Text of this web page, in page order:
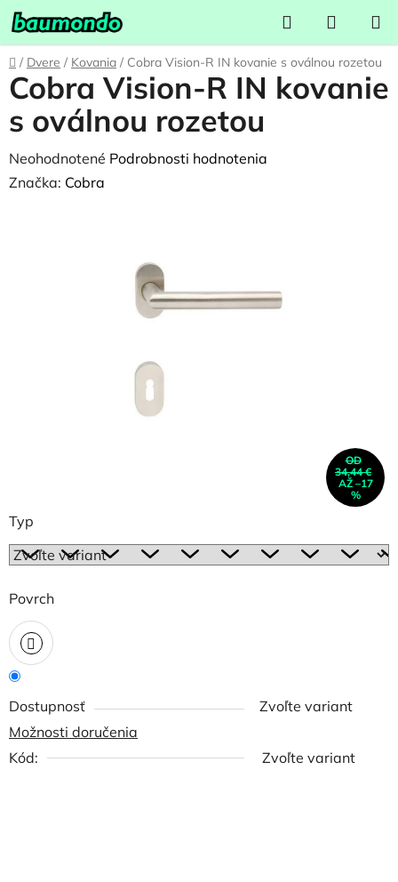
Prejsť
na
obsah
Hľadať
KOŠÍK
Domov
/ Dvere / Kovania / Cobra Vision-R IN kovanie s oválnou rozetou
Typ
Povrch
Dostupnosť
Zvoľte variant
Možnosti doručenia
Kód:
Zvoľte variant
Cobra Vision-R IN kovanie
s oválnou rozetou
Priemerné
hodnotenie
Neohodnotené Podrobnosti hodnotenia
Značka: Cobra
OD
34,44 €
AŽ –17
%